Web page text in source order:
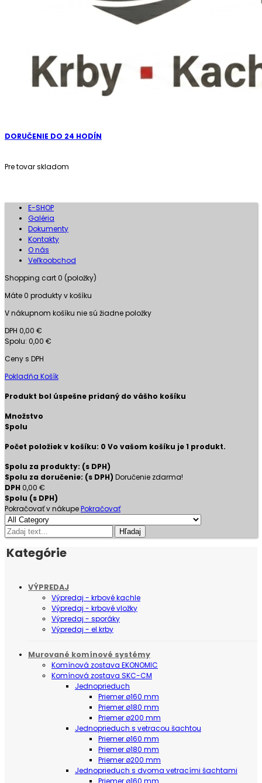
DORUČENIE DO 24 HODÍN
Pre tovar skladom
E-SHOP
Galéria
Dokumenty
Kontakty
O nás
Veľkoobchod
Shopping cart0 (položky)
Máte0 produkty v košíku
V nákupnom košíku nie sú žiadne položky
DPH 0,00 €
Spolu: 0,00 €
Ceny s DPH
Pokladňa Košík
Produkt bol úspešne pridaný do vášho košíku
Množstvo
Spolu
Počet položiek v košíku: 0 Vo vašom košíku je 1 produkt.
Spolu za produkty: (s DPH)
Spolu za doručenie: (s DPH) Doručenie zdarma!
DPH 0,00 €
Spolu (s DPH)
Pokračovať v nákupePokračovať
Hľadaj
Kategórie
VÝPREDAJ
Výpredaj - krbové kachle
Výpredaj - krbové vložky
Výpredaj - sporáky
Výpredaj - el.krby
Murované komínové systémy
Komínová zostava EKONOMIC
Komínová zostava SKC-CM
Jednoprieduch
Priemer ø160 mm
Priemer ø180 mm
Priemer ø200 mm
Jednoprieduch s vetracou šachtou
Priemer ø160 mm
Priemer ø180 mm
Priemer ø200 mm
Jednoprieduch s dvoma vetracími šachtami